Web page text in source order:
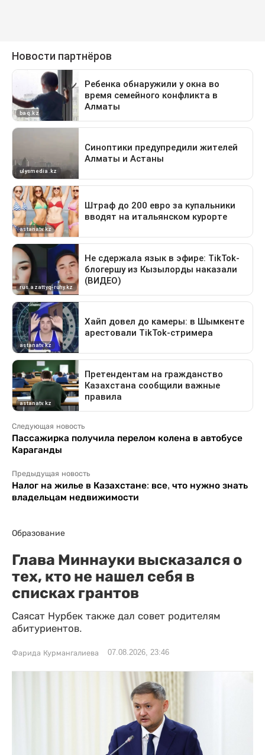
Следующая новость
Пассажирка получила перелом колена в автобусе
Караганды
Предыдущая новость
Налог на жилье в Казахстане: все, что нужно знать
владельцам недвижимости
Образование
Глава Миннауки высказался о
тех, кто не нашел себя в
списках грантов
Саясат Нурбек также дал совет родителям
абитуриентов.
Фарида Курмангалиева 07.08.2026, 23:46